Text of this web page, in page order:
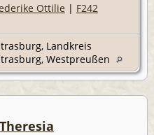
Ottilie | F242
Landkreis
Westpreußen